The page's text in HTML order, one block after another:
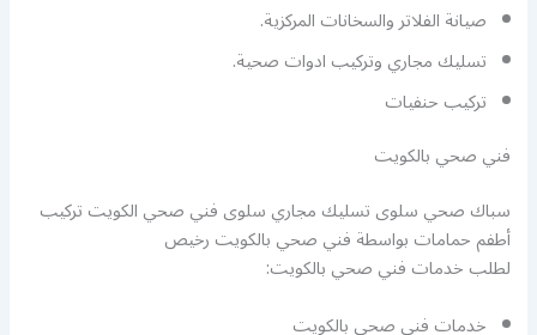
صيانة الفلاتر والسخانات المركزية.
تسليك مجاري وتركيب ادوات صحية.
تركيب حنفيات
فني صحي بالكويت
سباك صحي سلوى تسليك مجاري سلوى فني صحي الكويت تركيب
أطفم حمامات بواسطة فني صحي بالكويت رخيص
لطلب خدمات فني صحي بالكويت:
خدمات فني صحي بالكويت